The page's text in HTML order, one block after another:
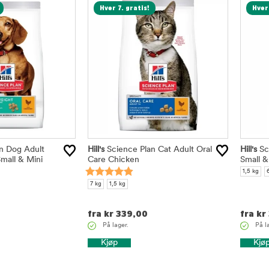
Dog Adult
& Mini
Hver 7. gratis!
Hill'sScience Plan Cat Adult Oral
Care Chicken
7 kg 1,5 kg
fra kr339,00
På lager.
Kjøp
Hill's
Small
1,5 kg
fra kr
På